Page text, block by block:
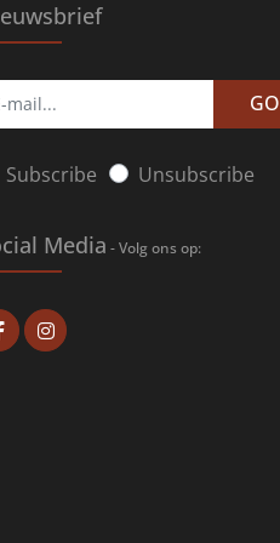
GO
Subscribe Unsubscribe
Media - Volg ons op: